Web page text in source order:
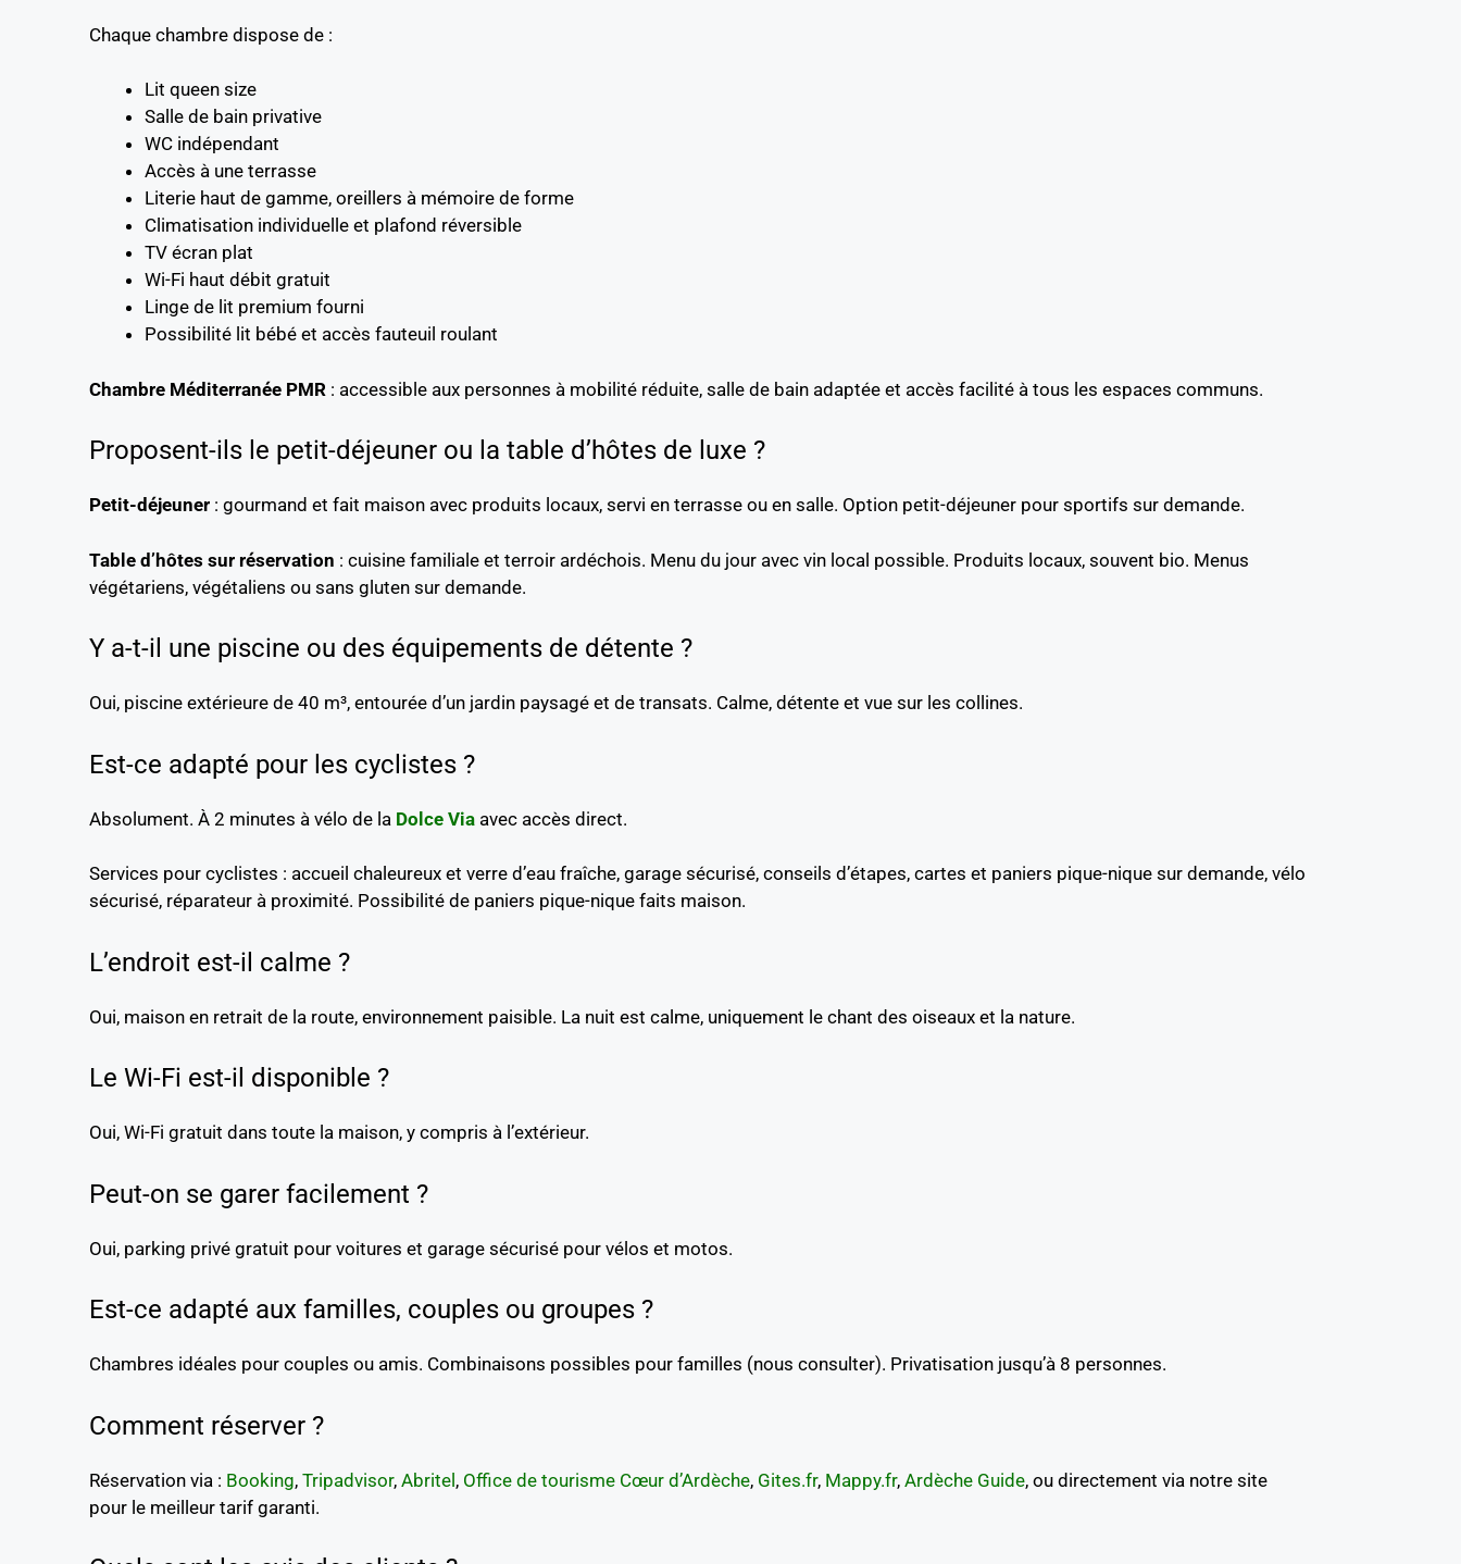
Chaque chambre dispose de :
Lit queen size
Salle de bain privative
WC indépendant
Accès à une terrasse
Literie haut de gamme, oreillers à mémoire de forme
Climatisation individuelle et plafond réversible
TV écran plat
Wi-Fi haut débit gratuit
Linge de lit premium fourni
Possibilité lit bébé et accès fauteuil roulant
Chambre Méditerranée PMR : accessible aux personnes à mobilité réduite, salle de bain adaptée et accès facilité à tous les espaces communs.
Proposent-ils le petit-déjeuner ou la table d’hôtes de luxe ?
Petit-déjeuner : gourmand et fait maison avec produits locaux, servi en terrasse ou en salle. Option petit-déjeuner pour sportifs sur demande.
Table d’hôtes sur réservation : cuisine familiale et terroir ardéchois. Menu du jour avec vin local possible. Produits locaux, souvent bio. Menus
végétariens, végétaliens ou sans gluten sur demande.
Y a-t-il une piscine ou des équipements de détente ?
Oui, piscine extérieure de 40 m³, entourée d’un jardin paysagé et de transats. Calme, détente et vue sur les collines.
Est-ce adapté pour les cyclistes ?
Absolument. À 2 minutes à vélo de la Dolce Via avec accès direct.
Services pour cyclistes : accueil chaleureux et verre d’eau fraîche, garage sécurisé, conseils d’étapes, cartes et paniers pique-nique sur demande, vélo
sécurisé, réparateur à proximité. Possibilité de paniers pique-nique faits maison.
L’endroit est-il calme ?
Oui, maison en retrait de la route, environnement paisible. La nuit est calme, uniquement le chant des oiseaux et la nature.
Le Wi-Fi est-il disponible ?
Oui, Wi-Fi gratuit dans toute la maison, y compris à l’extérieur.
Peut-on se garer facilement ?
Oui, parking privé gratuit pour voitures et garage sécurisé pour vélos et motos.
Est-ce adapté aux familles, couples ou groupes ?
Chambres idéales pour couples ou amis. Combinaisons possibles pour familles (nous consulter). Privatisation jusqu’à 8 personnes.
Comment réserver ?
Réservation via : Booking, Tripadvisor, Abritel, Office de tourisme Cœur d’Ardèche, Gites.fr, Mappy.fr, Ardèche Guide, ou directement via notre site
pour le meilleur tarif garanti.